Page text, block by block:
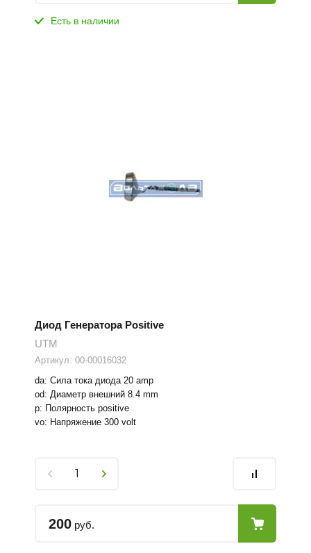
Есть в наличии
Диод Генератора Positive
UTM
Артикул: 00-00016032
da: Сила тока диода 20 amp
od: Диаметр внешний 8.4 mm
p: Полярность positive
vo: Напряжение 300 volt
200 руб.